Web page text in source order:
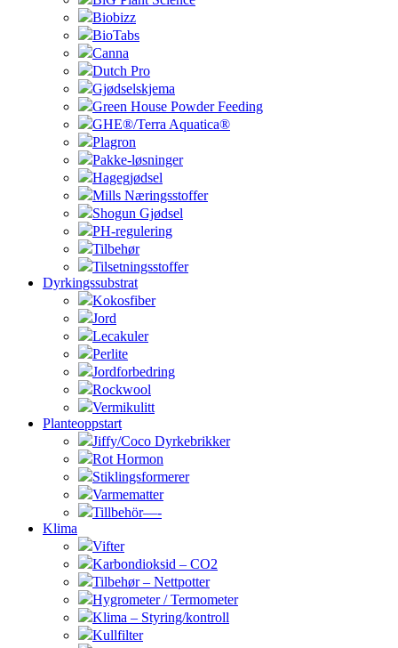
Biobizz
BioTabs
Canna
Dutch Pro
Gjødselskjema
Green House Powder Feeding
GHE®/Terra Aquatica®
Plagron
Pakke-løsninger
Hagegjødsel
Mills Næringsstoffer
Shogun Gjødsel
PH-regulering
Tilbehør
Tilsetningsstoffer
Dyrkingssubstrat
Kokosfiber
Jord
Lecakuler
Perlite
Jordforbedring
Rockwool
Vermikulitt
Planteoppstart
Jiffy/Coco Dyrkebrikker
Rot Hormon
Stiklingsformerer
Varmematter
Tillbehör—-
Klima
Vifter
Karbondioksid – CO2
Tilbehør – Nettpotter
Hygrometer / Termometer
Klima – Styring/kontroll
Kullfilter